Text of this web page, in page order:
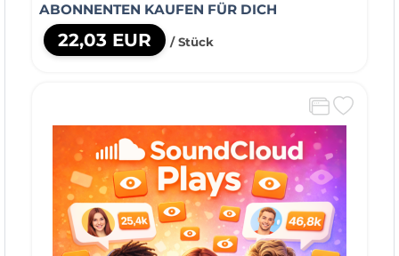
ABONNENTEN KAUFEN FÜR DICH
22,03 EUR / Stück